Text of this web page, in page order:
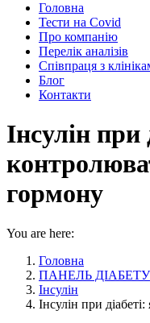
Головна
Тести на Covid
Про компанію
Перелік аналізів
Співпраця з
Блог
Контакти
Інсулін при
гормону
You are here:
Головна
ПАНЕЛЬ ДІАБЕТУ
Інсулін
Інсулін при